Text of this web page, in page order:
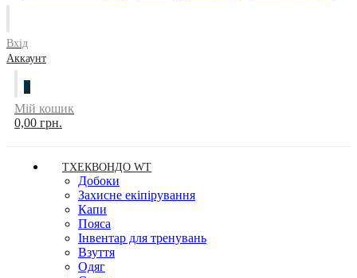
Вхід
Аккаунт
0
Мій кошик
0,00 грн.
ТХЕКВОНДО WT
Добоки
Захисне екіпірування
Капи
Пояса
Інвентар для тренувань
Взуття
Одяг